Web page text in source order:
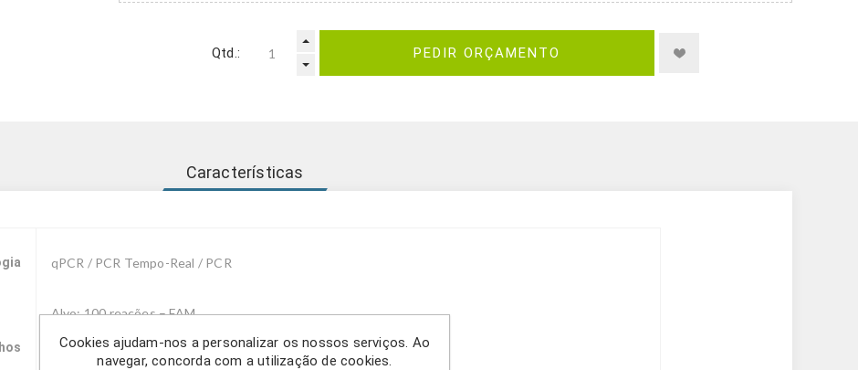
Qtd.: PEDIR ORÇAMENTO
Características
qPCR / PCR Tempo-Real / PCR
Alvo: 100 reações – FAM
Alvo + IC100 reações - FAM, HEX
Unidose alvo: 24 tubos qPCR - FAM
Cookies ajudam-nos a personalizar os nossos serviços. Ao
navegar, concorda com a utilização de cookies.